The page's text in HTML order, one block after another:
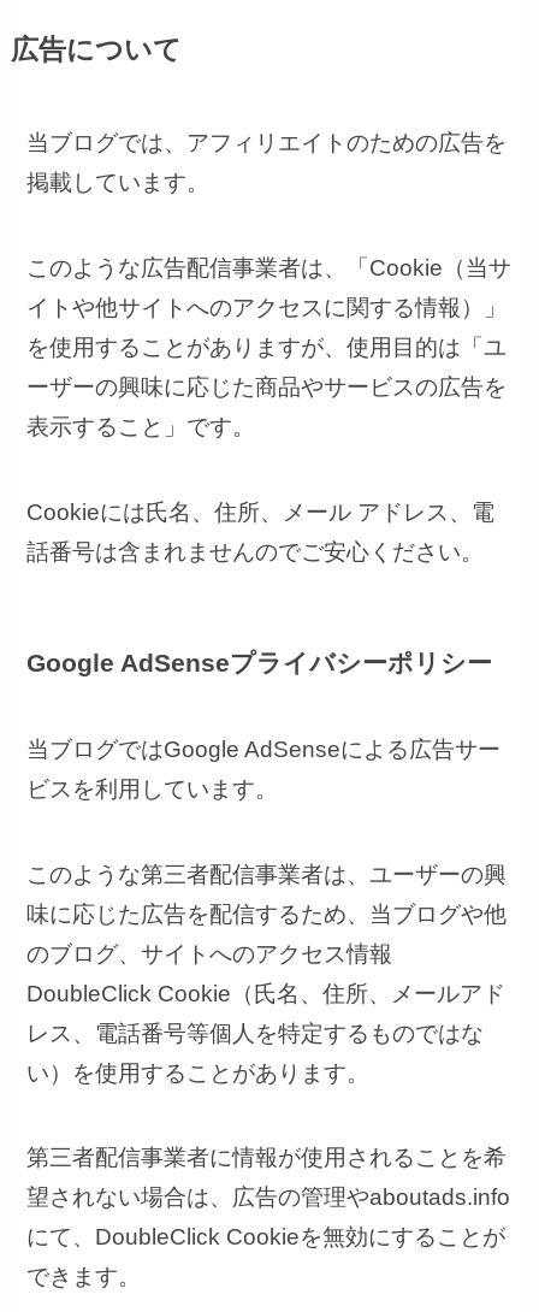
広告について
当ブログでは、アフィリエイトのための広告を
掲載しています。
このような広告配信事業者は、「Cookie（当サ
イトや他サイトへのアクセスに関する情報）」
を使用することがありますが、使用目的は「ユ
ーザーの興味に応じた商品やサービスの広告を
表示すること」です。
Cookieには氏名、住所、メール アドレス、電
話番号は含まれませんのでご安心ください。
Google AdSenseプライバシーポリシー
当ブログではGoogle AdSenseによる広告サー
ビスを利用しています。
このような第三者配信事業者は、ユーザーの興
味に応じた広告を配信するため、当ブログや他
のブログ、サイトへのアクセス情報
DoubleClick Cookie （氏名、住所、メールアド
レス、電話番号等個人を特定するものではな
い）を使用することがあります。
第三者配信事業者に情報が使用されることを希
望されない場合は、広告の管理やaboutads.info
にて、 DoubleClick Cookieを無効にすることが
できます。